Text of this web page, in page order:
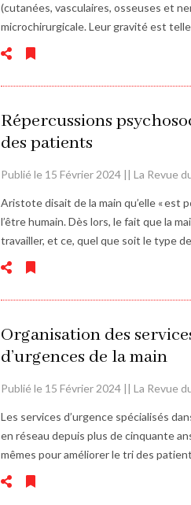
(cutanées, vasculaires, osseuses et
microchirurgicale. Leur gravité est
Répercussions
des patients
Publié le 15 Février 2024 || La Revue
Aristote disait de la main qu’elle « est
l’être humain. Dès lors, le fait que la
travailler, et ce, quel que soit le type
Organisation des
d’urgences de la main
Publié le 15 Février 2024 || La Revue
Les services d’urgence spécialisés
en réseau depuis plus de cinquante
mêmes pour améliorer le tri des